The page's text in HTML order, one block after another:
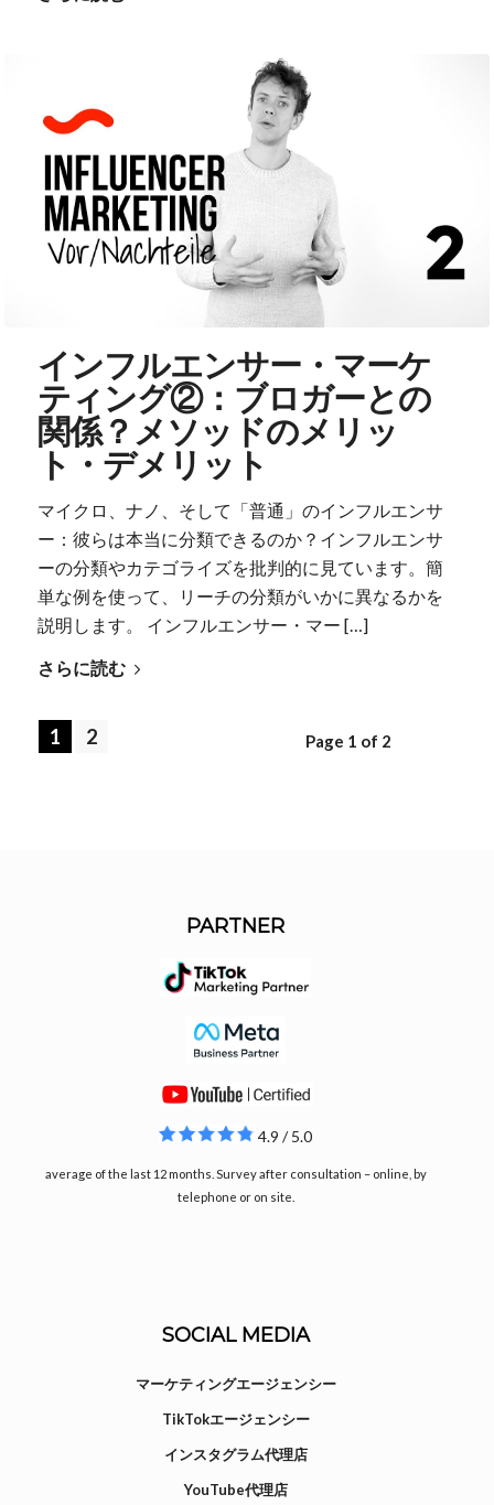
インフルエンサー・マーケ
ティング②：ブロガーとの
関係？メソッドのメリッ
ト・デメリット
マイクロ、ナノ、そして「普通」のインフルエンサ
ー：彼らは本当に分類できるのか？インフルエンサ
ーの分類やカテゴライズを批判的に見ています。簡
単な例を使って、リーチの分類がいかに異なるかを
説明します。 インフルエンサー・マー […]
さらに読む
Page 1 of 2
1 2
PARTNER
4.9 / 5.0
average of the last 12 months. Survey after consultation – online, by
telephone or on site.
SOCIAL MEDIA
マーケティングエージェンシー
TikTokエージェンシー
インスタグラム代理店
YouTube代理店